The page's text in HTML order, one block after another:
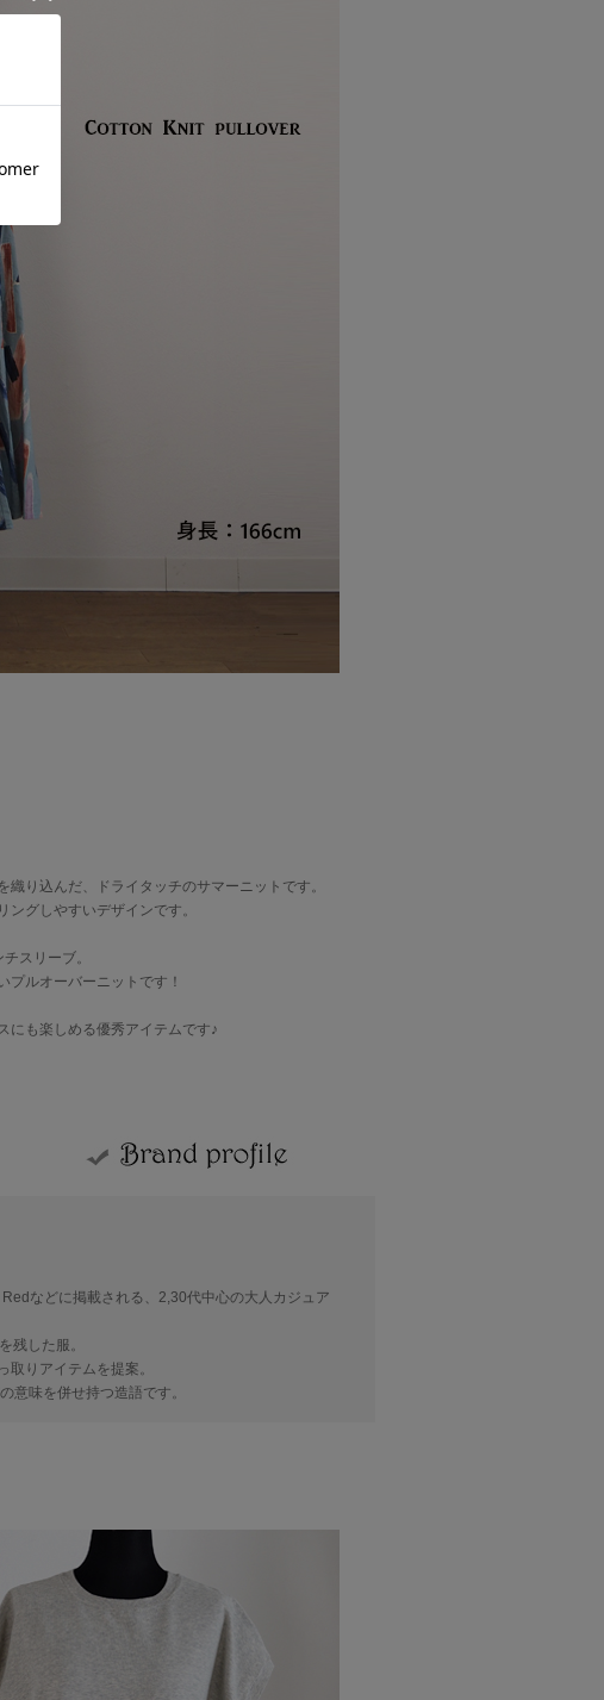
り込んだ、ドライタッチのサマーニットです。
グしやすいデザインです。
スリーブ。
プルオーバーニットです！
にも楽しめる優秀アイテムです♪
などに掲載される、2,30代中心の大人カジュア
残した服。
りアイテムを提案。
味を併せ持つ造語です。